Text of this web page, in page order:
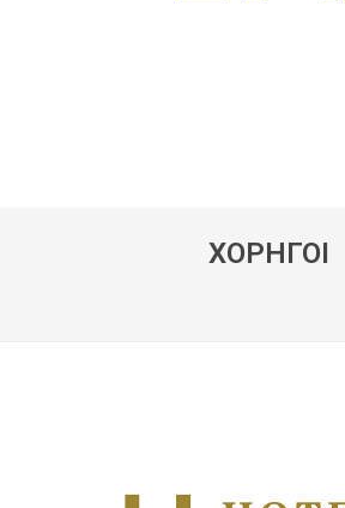
ΧΟΡΗΓΟΙ